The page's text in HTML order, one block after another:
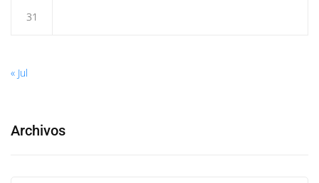
31
« Jul
Archivos